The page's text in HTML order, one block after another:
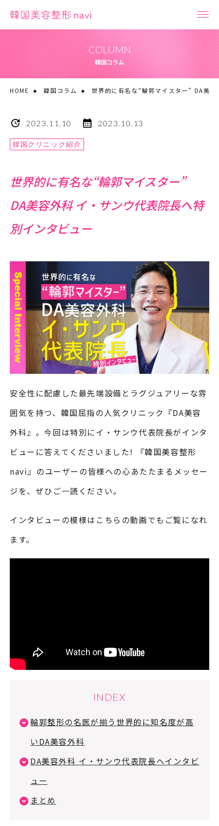
COLUMN
韓国コラム
HOME 韓国コラム 世界的に有名な“輪郭マイスター” DA美
2023.11.10 2023.10.13
韓国クリニック紹介
世界的に有名な“輪郭マイスター”
DA美容外科 イ・サンウ代表院長へ特
別インタビュー
安全性に配慮した最先端設備とラグジュアリーな雰
囲気を持つ、韓国屈指の人気クリニック『DA美容
外科』。今回は特別にイ・サンウ代表院長がインタ
ビューに答えてくださいました! 『韓国美容整形
navi』のユーザーの皆様への心あたたまるメッセー
ジを、ぜひご一読ください。
インタビューの模様はこちらの動画でもご覧になれ
ます。
INDEX
輪郭整形の名医が揃う世界的に知名度が高
いDA美容外科
DA美容外科 イ・サンウ代表院長へインタビ
ュー
まとめ